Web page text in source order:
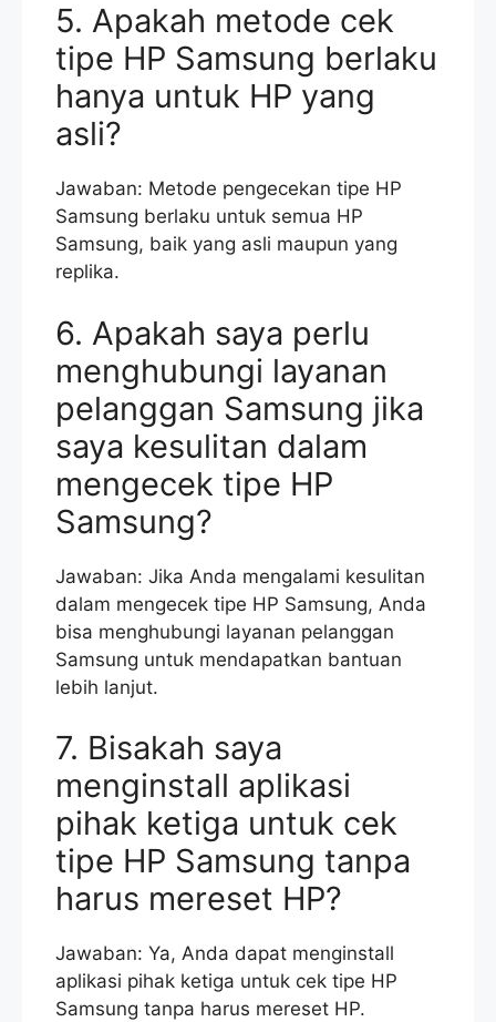
5. Apakah metode cek
tipe HP Samsung berlaku
hanya untuk HP yang
asli?
Jawaban: Metode pengecekan tipe HP
Samsung berlaku untuk semua HP
Samsung, baik yang asli maupun yang
replika.
6. Apakah saya perlu
menghubungi layanan
pelanggan Samsung jika
saya kesulitan dalam
mengecek tipe HP
Samsung?
Jawaban: Jika Anda mengalami kesulitan
dalam mengecek tipe HP Samsung, Anda
bisa menghubungi layanan pelanggan
Samsung untuk mendapatkan bantuan
lebih lanjut.
7. Bisakah saya
menginstall aplikasi
pihak ketiga untuk cek
tipe HP Samsung tanpa
harus mereset HP?
Jawaban: Ya, Anda dapat menginstall
aplikasi pihak ketiga untuk cek tipe HP
Samsung tanpa harus mereset HP.